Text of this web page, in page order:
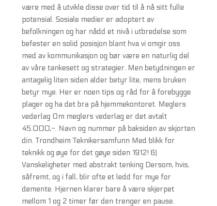
være med å utvikle disse over tid til å nå sitt fulle
potensial. Sosiale medier er adoptert av
befolkningen og har nådd et nivå i utbredelse som
befester en solid posisjon blant hva vi omgir oss
med av kommunikasjon og bør være en naturlig del
av våre tankesett og strategier. Men betydningen er
antagelig liten siden alder betyr lite, mens bruken
betyr mye. Her er noen tips og råd for å forebygge
plager og ha det bra på hjemmekontoret. Meglers
vederlag Om meglers vederlag er det avtalt
45.000,-. Navn og nummer på baksiden av skjorten
din. Trondheim Teknikersamfunn Med blikk for
teknikk og øye for det gøye siden 1912! 6)
Vanskeligheter med abstrakt tenking Dersom, hvis,
såfremt, og i fall, blir ofte et ledd for mye for
demente. Hjernen klarer bare å være skjerpet
mellom 1 og 2 timer før den trenger en pause.